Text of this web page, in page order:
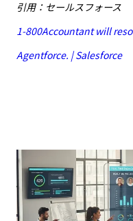
引用：セールスフォース
1-800Accountant will
Agentforce. | Salesforce